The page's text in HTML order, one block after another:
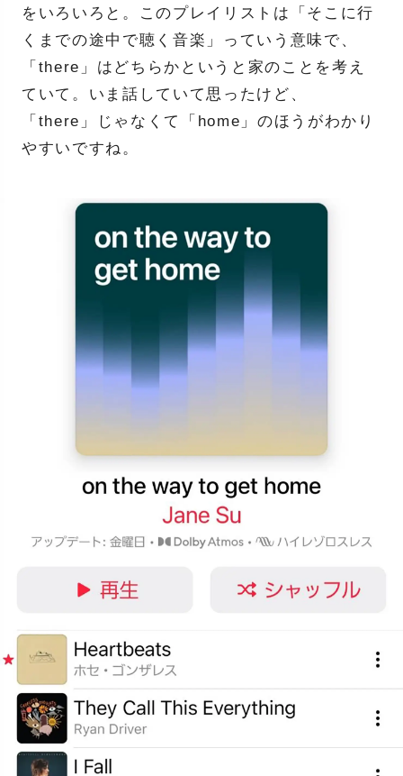
をいろいろと。このプレイリストは「そこに行
くまでの途中で聴く音楽」っていう意味で、
「there」はどちらかというと家のことを考え
ていて。いま話していて思ったけど、
「there」じゃなくて「home」のほうがわかり
やすいですね。